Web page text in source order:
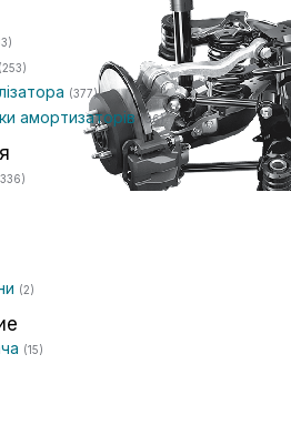
(253)
(377)
амортизаторів(96)
(2)
(15)